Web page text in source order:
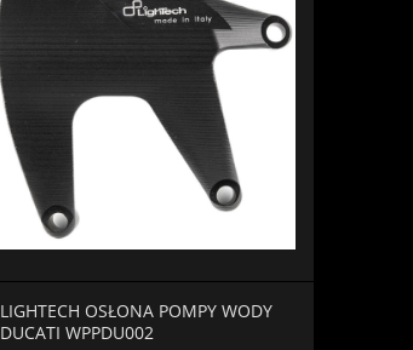
LIGHTECH OSŁONA POMPY WODY
DUCATI WPPDU002